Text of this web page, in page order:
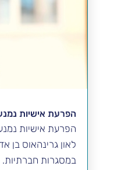
הפרעת אישיות
הפרעת אישיות
לאון גרינהאוס בן
במסגרות חברתיות.